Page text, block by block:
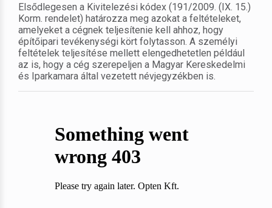
Elsődlegesen a Kivitelezési kódex (191/2009. (IX. 15.)
Korm. rendelet) határozza meg azokat a feltételeket,
amelyeket a cégnek teljesítenie kell ahhoz, hogy
építőipari tevékenységi kört folytasson. A személyi
feltételek teljesítése mellett elengedhetetlen például
az is, hogy a cég szerepeljen a Magyar Kereskedelmi
és Iparkamara által vezetett névjegyzékben is.